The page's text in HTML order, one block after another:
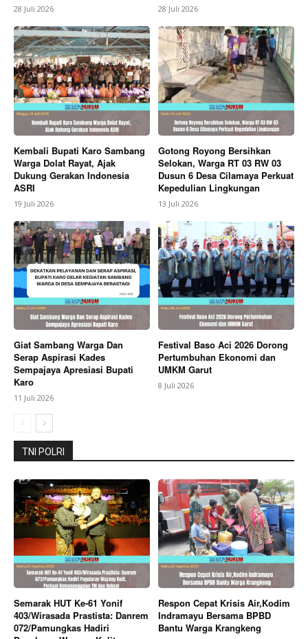
SUBSCRIBE NOW
Company
Contact us
Subscription Plans
My account
Bagikan Artikel
Berita Lainnya Jalanan Cilamaya Dipenuhi Pesepeda,
Critical Mass Suarakan Hak yang Sama bagi Seluruh
Pengguna Jalan
28 Juli 2026 28 Juli 2026
Kembali Bupati Karo Sambang
Warga Dolat Rayat, Ajak
Dukung Gerakan Indonesia
ASRI
19 Juli 2026
Gotong Royong Bersihkan
Selokan, Warga RT 03 RW 03
Dusun 6 Desa Cilamaya Perkuat
Kepedulian Lingkungan
13 Juli 2026
Giat Sambang Warga Dan
Serap Aspirasi Kades
Sempajaya Apresiasi Bupati
Karo
11 Juli 2026
Festival Baso Aci 2026 Dorong
Pertumbuhan Ekonomi dan
UMKM Garut
8 Juli 2026
TNI POLRI
Semarak HUT Ke-61 Yonif
403/Wirasada Prastista: Danrem
072/Pamungkas Hadiri
Respon Cepat Krisis Air,Kodim
Indramayu Bersama BPBD
Bantu Warga Krangkeng